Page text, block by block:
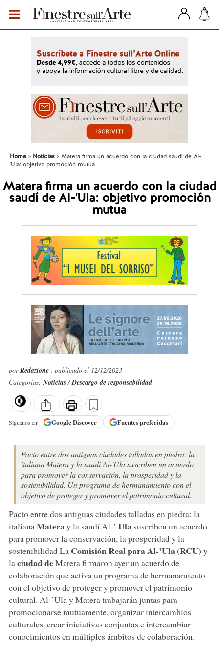
Home Noticias
Matera firma un acuerdo con la ciudad saudí de Al-
'Ula: objetivo promoción mutua
Matera firma un acuerdo con la ciudad
saudí de Al-'Ula: objetivo promoción
mutua
porRedazione , publicado el 12/12/2023
Categorías:Noticias/Descargo de responsabilidad
Síguenos en GoogleDiscover Fuentes preferidas
Pacto entre dos antiguas ciudades talladas en piedra: la
italiana Matera y la saudí Al-'Ula suscriben un acuerdo
para promover la conservación, la prosperidad y la
sostenibilidad. Un programa de hermanamiento con el
objetivo de proteger y promover el patrimonio cultural.
Pacto entre dos antiguas ciudades talladas en piedra: la
italiana Materay la saudí Al-’ Ula suscriben un acuerdo
para promover la conservación, la prosperidad y la
sostenibilidad La Comisión Real para Al-’Ula (RCU) y
la ciudad deMatera firmaron ayer un acuerdo de
colaboración que activa un programa de hermanamiento
con el objetivo de proteger y promover el patrimonio
cultural. Al-’Ula y Matera trabajarán juntas para
promocionarse mutuamente, organizar intercambios
culturales, crear iniciativas conjuntas e intercambiar
conocimientos en múltiples ámbitos de colaboración.